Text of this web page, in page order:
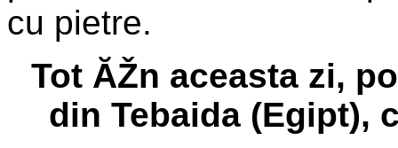
cu pietre.
Tot ĂŽn aceasta zi,
din Tebaida (Egipt),